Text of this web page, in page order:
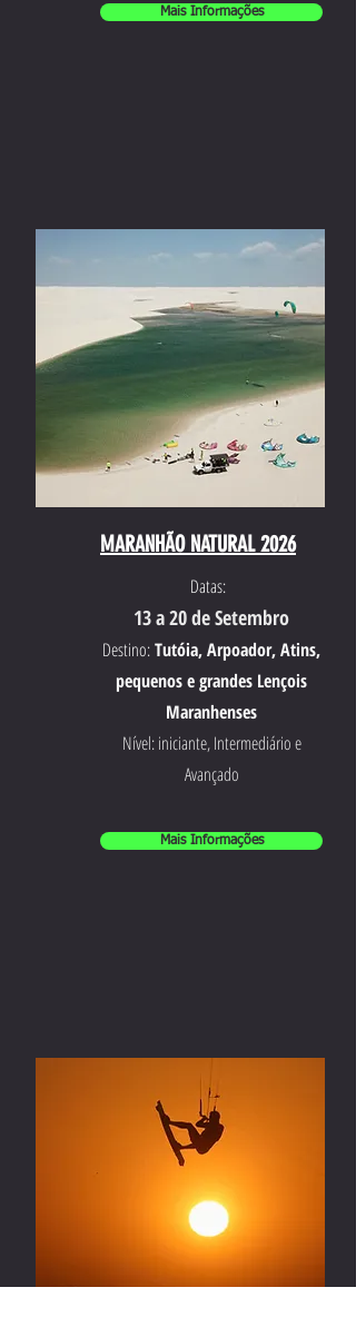
Mais Informações
MARANHÃO NATURAL 2026
Datas:
13 a 20 de Setembro
Destino:Tutóia, Arpoador, Atins,
pequenos e grandes Lençois
Maranhenses
Nível: iniciante, Intermediário e
Avançado
Mais Informações